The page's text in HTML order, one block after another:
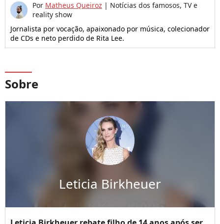
Por Matheus Queiroz | Notícias dos famosos, TV e
reality show
Jornalista por vocação, apaixonado por música, colecionador
de CDs e neto perdido de Rita Lee.
Sobre
Leticia Birkheuer